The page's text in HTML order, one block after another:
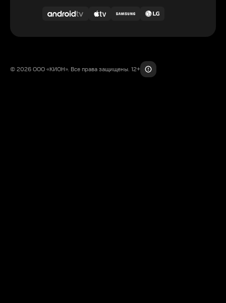
© 2026 ООО «КИОН». Все права защищены. 12+